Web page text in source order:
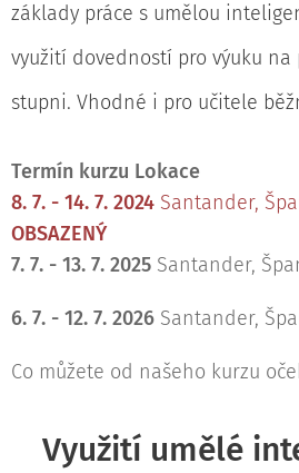
základy práce s umělou
využití dovedností pro výuku
stupni. Vhodné i pro učitele
Termín kurzu Lokace
8. 7. - 14. 7. 2024 Santander,
OBSAZENÝ
7. 7. - 13. 7. 2025 Santander,
6. 7. - 12. 7. 2026 Santander,
Co můžete od našeho kurzu
Využití umělé